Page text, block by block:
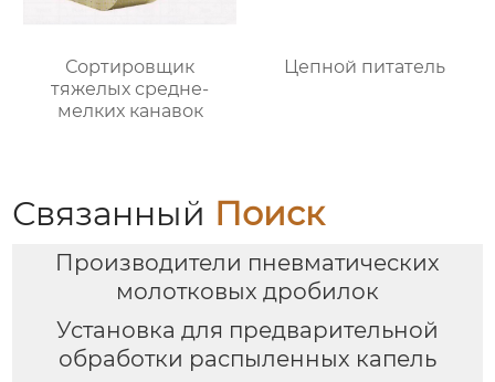
Сортировщик
тяжелых средне-
мелких канавок
Цепной питатель
Связанный Поиск
Производители пневматических
молотковых дробилок
Установка для предварительной
обработки распыленных капель